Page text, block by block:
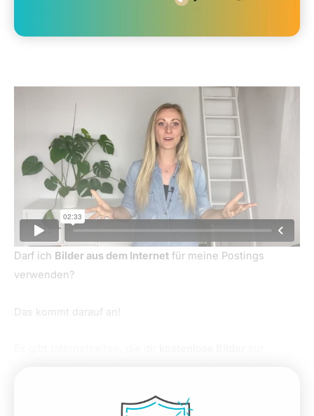
Darf ich Bilder aus dem Internet für meine Postings
verwenden?
Das kommt darauf an!